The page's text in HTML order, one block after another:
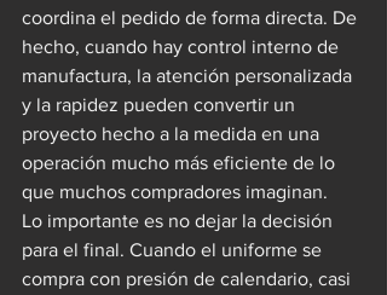
coordina el pedido de forma directa. De
hecho, cuando hay control interno de
manufactura, la atención personalizada
y la rapidez pueden convertir un
proyecto hecho a la medida en una
operación mucho más eficiente de lo
que muchos compradores imaginan.
Lo importante es no dejar la decisión
para el final. Cuando el uniforme se
compra con presión de calendario, casi